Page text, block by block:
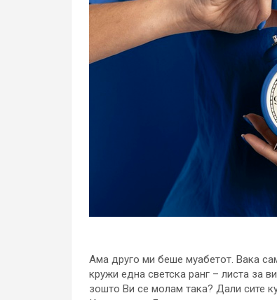
Ама друго ми беше муабетот. Вака
кружи една светска ранг – листа за
зошто Ви се молам така? Дали сите